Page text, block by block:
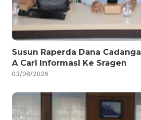
Susun Raperda Dana
A Cari Informasi Ke Sragen
03/08/2026